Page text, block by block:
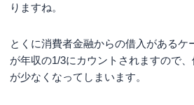
りますね。
とくに消費者金融からの借入があるケ
が年収の1/3にカウントされますので
が少なくなってしまいます。